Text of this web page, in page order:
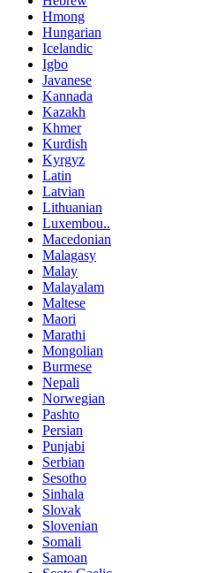
Hmong
Hungarian
Icelandic
Igbo
Javanese
Kannada
Kazakh
Khmer
Kurdish
Kyrgyz
Latin
Latvian
Lithuanian
Luxembou..
Macedonian
Malagasy
Malay
Malayalam
Maltese
Maori
Marathi
Mongolian
Burmese
Nepali
Norwegian
Pashto
Persian
Punjabi
Serbian
Sesotho
Sinhala
Slovak
Slovenian
Somali
Samoan